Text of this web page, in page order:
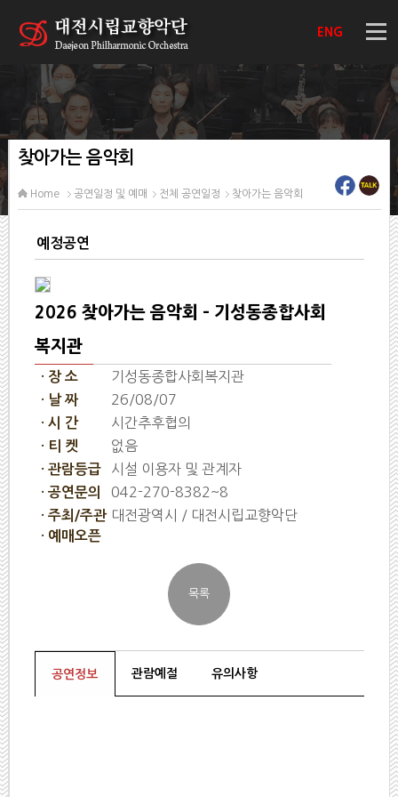
ENG
찾아가는 음악회
Home 공연일정 및 예매 전체 공연일정 찾아가는 음악회
예정공연
2026 찾아가는 음악회 - 기성동종합사회
복지관
· 장 소 기성동종합사회복지관
· 날 짜 26/08/07
· 시 간 시간추후협의
· 티 켓 없음
· 관람등급 시설 이용자 및 관계자
· 공연문의 042-270-8382~8
· 주최/주관 대전광역시 / 대전시립교향악단
· 예매오픈
공연정보 관람예절 유의사항